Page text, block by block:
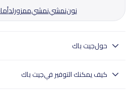
نوننمشينمشيممزورلد
حولجيت باك
كيف يمكنك التوفير فيجيت باك